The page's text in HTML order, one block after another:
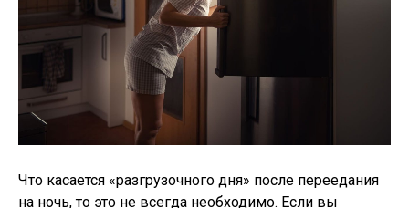
Что касается «разгрузочного дня» после переедания
на ночь, то это не всегда необходимо. Если вы